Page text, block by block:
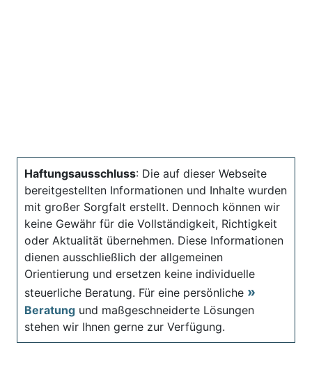
Haftungsausschluss: Die auf dieser Webseite
bereitgestellten Informationen und Inhalte wurden
mit großer Sorgfalt erstellt. Dennoch können wir
keine Gewähr für die Vollständigkeit, Richtigkeit
oder Aktualität übernehmen. Diese Informationen
dienen ausschließlich der allgemeinen
Orientierung und ersetzen keine individuelle
steuerliche Beratung. Für eine persönliche
Beratung und maßgeschneiderte Lösungen
stehen wir Ihnen gerne zur Verfügung.